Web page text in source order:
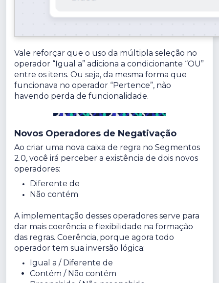
Vale reforçar que o uso da múltipla seleção no
operador “Igual a” adiciona a condicionante “OU”
entre os itens. Ou seja, da mesma forma que
funcionava no operador “Pertence”, não
havendo perda de funcionalidade.
Novos Operadores de Negativação
Ao criar uma nova caixa de regra no Segmentos
2.0, você irá perceber a existência de dois novos
operadores:
Diferente de
Não contém
A implementação desses operadores serve para
dar mais coerência e flexibilidade na formação
das regras. Coerência, porque agora todo
operador tem sua inversão lógica:
Igual a / Diferente de
Contém / Não contém